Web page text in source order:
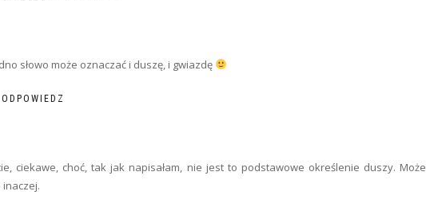
słowo może oznaczać i duszę, i gwiazdę
ODPOWIEDZ
ciekawe, choć, tak jak napisałam, nie jest to podstawowe określenie duszy. Może
inaczej.